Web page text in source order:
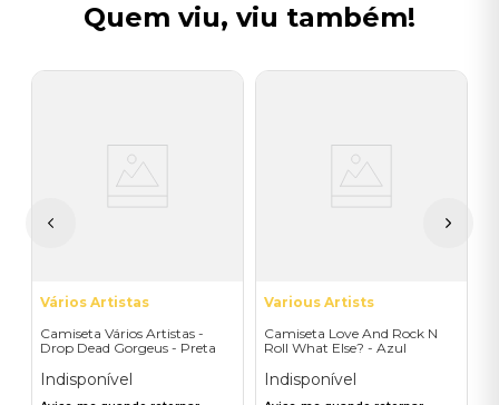
Quem viu, viu também!
Vários Artistas
Camiseta Vários Artistas -
Drop Dead Gorgeus - Preta
Indisponível
Various Artists
Camiseta Love And Rock N
Roll What Else? - Azul
Indisponível